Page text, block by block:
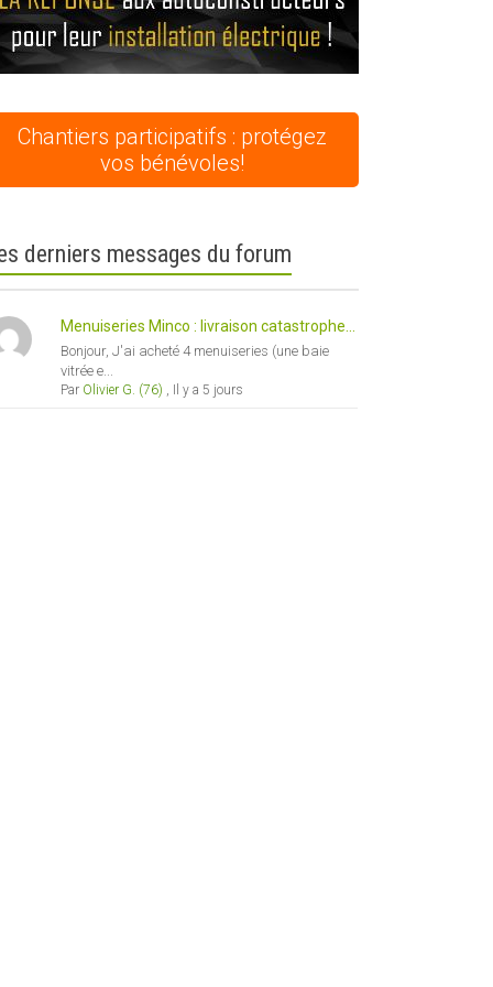
Chantiers participatifs : protégez
vos bénévoles!
derniers messages du forum
Menuiseries Minco : livraison catastrophe...
Bonjour, J'ai acheté 4 menuiseries (une baie
vitrée e...
Par Olivier G. (76) Il y a 5 jours